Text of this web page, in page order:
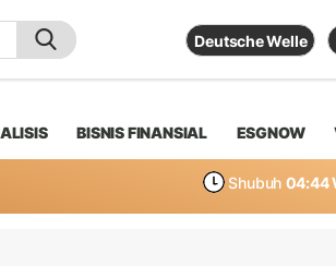
Deutsche Welle
BISNIS FINANSIAL ESGNOW
Shubuh 04:44